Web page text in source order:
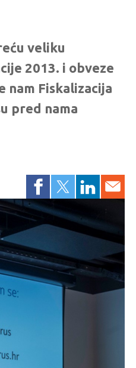
veliku
2013. i obveze
nam Fiskalizacija
pred nama